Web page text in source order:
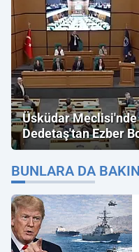
Üsküdar
Dedetaş'tan Ezber
"İmamoğlu" Çıkışı!
BUNLARA DA BAKIN